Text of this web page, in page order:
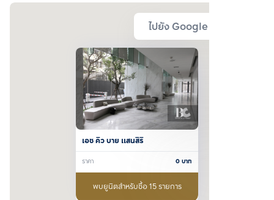
ไปยัง Google Map
เอช คิว บาย แสนสิริ
ราคา 0บาท
พบยูนิตสำหรับซื้อ 15 รายการ